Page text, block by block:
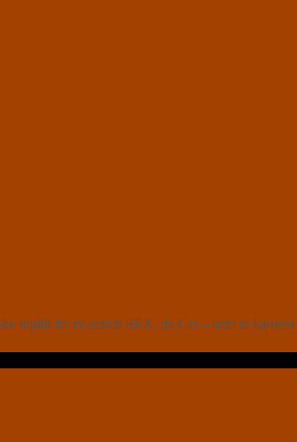
replik fra tv-serien SEX, da Cat – som er